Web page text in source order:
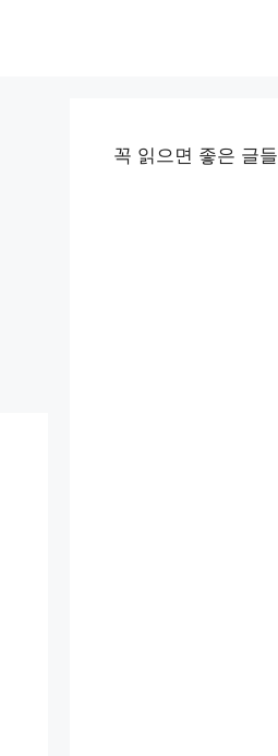
꼭 읽으면 좋은 글들